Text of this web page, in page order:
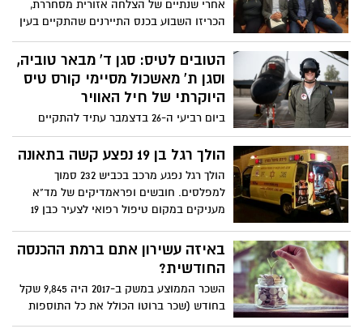
אחרי שנתיים של הצלחה אזורית מסחררת,
הכריזו השבוע בכנס התיירנים שהתקיים בעין
צורים בשיתוף עמותת התיירות שפלת יהודה,
מועצה אזורית יואב, קריית גת, והמועצות:
שפיר, שורק, באר טוביה ולכיש, כי גם השנה
תמשיך המסורת של קיום הפסטיבל
הטובים לטיס: סגן ד' מבאר טוביה,
וסגן ת' מאשכול מסיימי קורס טיס
היוקרתי של חיל האוויר
ביום רביעי ה-26 בדצמבר עתיד להתקיים
מסדר הכנפיים המסורתי של חיל האוויר-
סיום קורס טיס מחזור 177. בין המסיימים: סגן
ד' ממועצה אזורית באר טוביה, וסגן ת'
ממועזה אזורית אשכול
הולך רגל בן 19 נפצע קשה בתאונה
הולך רגל נפגע מרכב בכביש 232 סמוך
למפלסים. חובשים ופראמדיקים של מד"א
מעניקים במקום טיפול רפואי לצעיר כבן 19
באיזה עשירון אתם ברמת ההכנסה
החודשית?
השכר הממוצע במשק ב-2017 היה 9,845 שקל
בחודש (שכר ברוטו הכולל את כל התוספות
למשכורת. מדובר בגידול בהכנסת השכירים